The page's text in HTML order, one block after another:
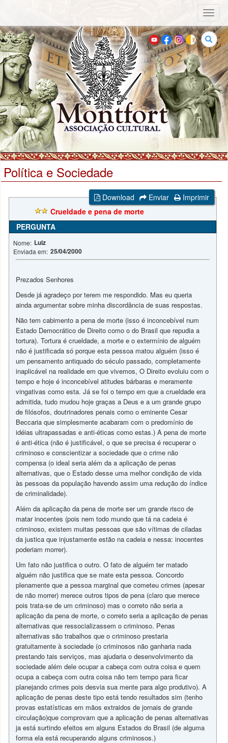
Buscar
Política e Sociedade
Download Enviar
Imprimir
Crueldade e pena de morte
PERGUNTA
Nome: Luiz
Enviada em: 25/04/2000
Prezados Senhores
Desde já agradeço por terem me respondido. Mas eu queria
ainda argumentar sobre minha discordância de suas respostas.
Não tem cabimento a pena de morte (isso é inconcebível num
Estado Democrático de Direito como o do Brasil que repudia a
tortura). Tortura é crueldade, a morte e o extermínio de alguém
não é justificada só porque esta pessoa matou alguém (isso é
um pensamento antiquado do século passado, completamente
inaplicável na realidade em que vivemos, O Direito evoluiu com o
tempo e hoje é inconcebível atitudes bárbaras e meramente
vingativas como esta. Já se foi o tempo em que a crueldade era
admitida, tudo mudou hoje graças a Deus e a um grande grupo
de filósofos, doutrinadores penais como o eminente Cesar
Beccaria que simplesmente acabaram com o predomínio de
idéias ultrapassadas e anti-éticas como estas.) A pena de morte
é anti-ética (não é justificável, o que se precisa é recuperar o
criminoso e conscientizar a sociedade que o crime não
compensa (o ideal seria além da a aplicação de penas
alternativas, que o Estado desse uma melhor condição de vida
às pessoas da população havendo assim uma redução do índice
de criminalidade).
Além da aplicação da pena de morte ser um grande risco de
matar inocentes (pois nem todo mundo que tá na cadeia é
criminoso, existem muitas pessoas que são vítimas de ciladas
da justica que injustamente estão na cadeia e nessa: inocentes
poderiam morrer).
Um fato não justifica o outro. O fato de alguém ter matado
alguém não justifica que se mate esta pessoa. Concordo
plenamente que a pessoa marginal que cometeu crimes (apesar
de não morrer) merece outros tipos de pena (claro que merece
pois trata-se de um criminoso) mas o correto não seria a
aplicação da pena de morte, o correto seria a aplicação de penas
alternativas que ressocializassem o criminoso. Penas
alternativas são trabalhos que o criminoso prestaria
gratuitamente à sociedade (o criminosos não ganharia nada
prestando tais serviços, mas ajudaria o desenvolvimento da
sociedade além dele ocupar a cabeça com outra coisa e quem
ocupa a cabeça com outra coisa não tem tempo para ficar
planejando crimes pois desvia sua mente para algo produtivo). A
aplicação de penas deste tipo está tendo resultados sim (tenho
provas estatísticas em mãos extraidos de jornais de grande
circulação)que comprovam que a aplicação de penas alternativas
ja está surtindo efeitos em alguns Estados do Brasil (de alguma
forma ela está recuperando alguns criminosos.)